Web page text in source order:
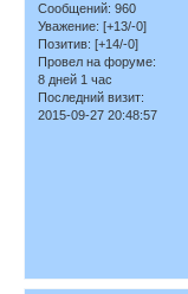
Сообщений: 960
Уважение: [+13/-0]
Позитив: [+14/-0]
Провел на форуме:
8 дней 1 час
Последний визит:
2015-09-27 20:48:57